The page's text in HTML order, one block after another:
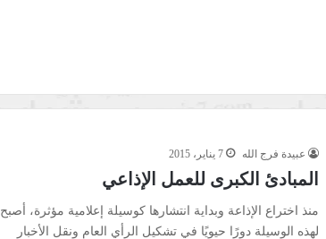
عبيدة فرج الله 7 يناير، 2015
المبادئ الكبرى للعمل الإذاعي
منذ اختراع الإذاعة وبداية انتشارها كوسيلة إعلامية مؤثرة، أصبح
لهذه الوسيلة دورًا حيويًا في تشكيل الرأي العام ونقل الأخبار